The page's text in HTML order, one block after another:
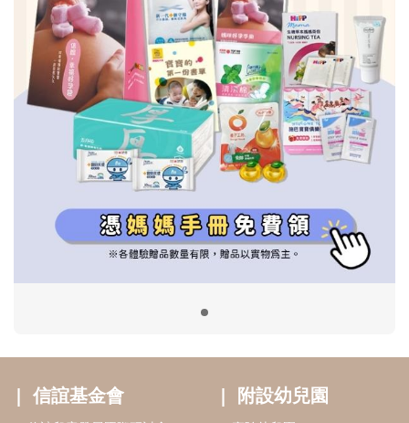
信誼基金會
2022信誼年度報告
2023信誼年度報告
2024信誼年度報告
好孕袋
附設幼兒園
小袋鼠幼師網